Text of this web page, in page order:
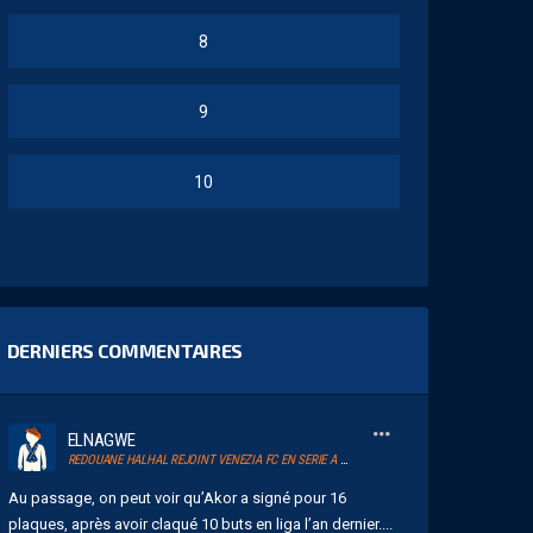
8
9
10
DERNIERS COMMENTAIRES
ELNAGWE
REDOUANE HALHAL REJOINT VENEZIA FC EN SERIE A ET RETROUVERA AKOR ADAMS
Au passage, on peut voir qu’Akor a signé pour 16
plaques, après avoir claqué 10 buts en liga l’an dernier....